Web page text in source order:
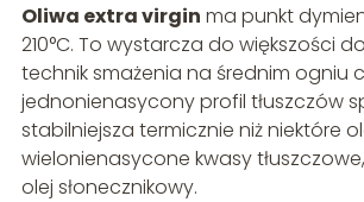
Oliwa extra virgin ma punkt
210°C. To wystarcza do większości
technik smażenia na średnim ogniu
jednonienasycony profil tłuszczów
stabilniejsza termicznie niż niektóre
wielonienasycone kwasy
olej słonecznikowy.